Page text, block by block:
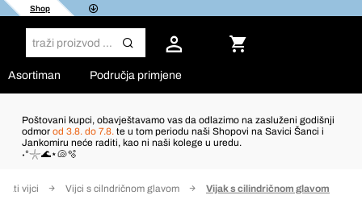
Shop
Asortiman Područja primjene
Poštovani kupci, obavještavamo vas da odlazimo na zasluženi godišnji
odmor od 3.8. do 7.8. te u tom periodu naši Shopovi na Savici Šanci i
Jankomiru neće raditi, kao ni naši kolege u uredu.
˖°𓇼🌊⋆🐚🫧
vijci Vijci s cilndričnom glavom Vijak s cilindričnom glavom